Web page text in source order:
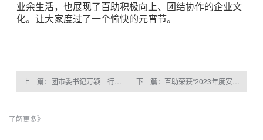
业余生活，也展现了百助积极向上、团结协作的企业文
化。让大家度过了一个愉快的元宵节。
了解更多》